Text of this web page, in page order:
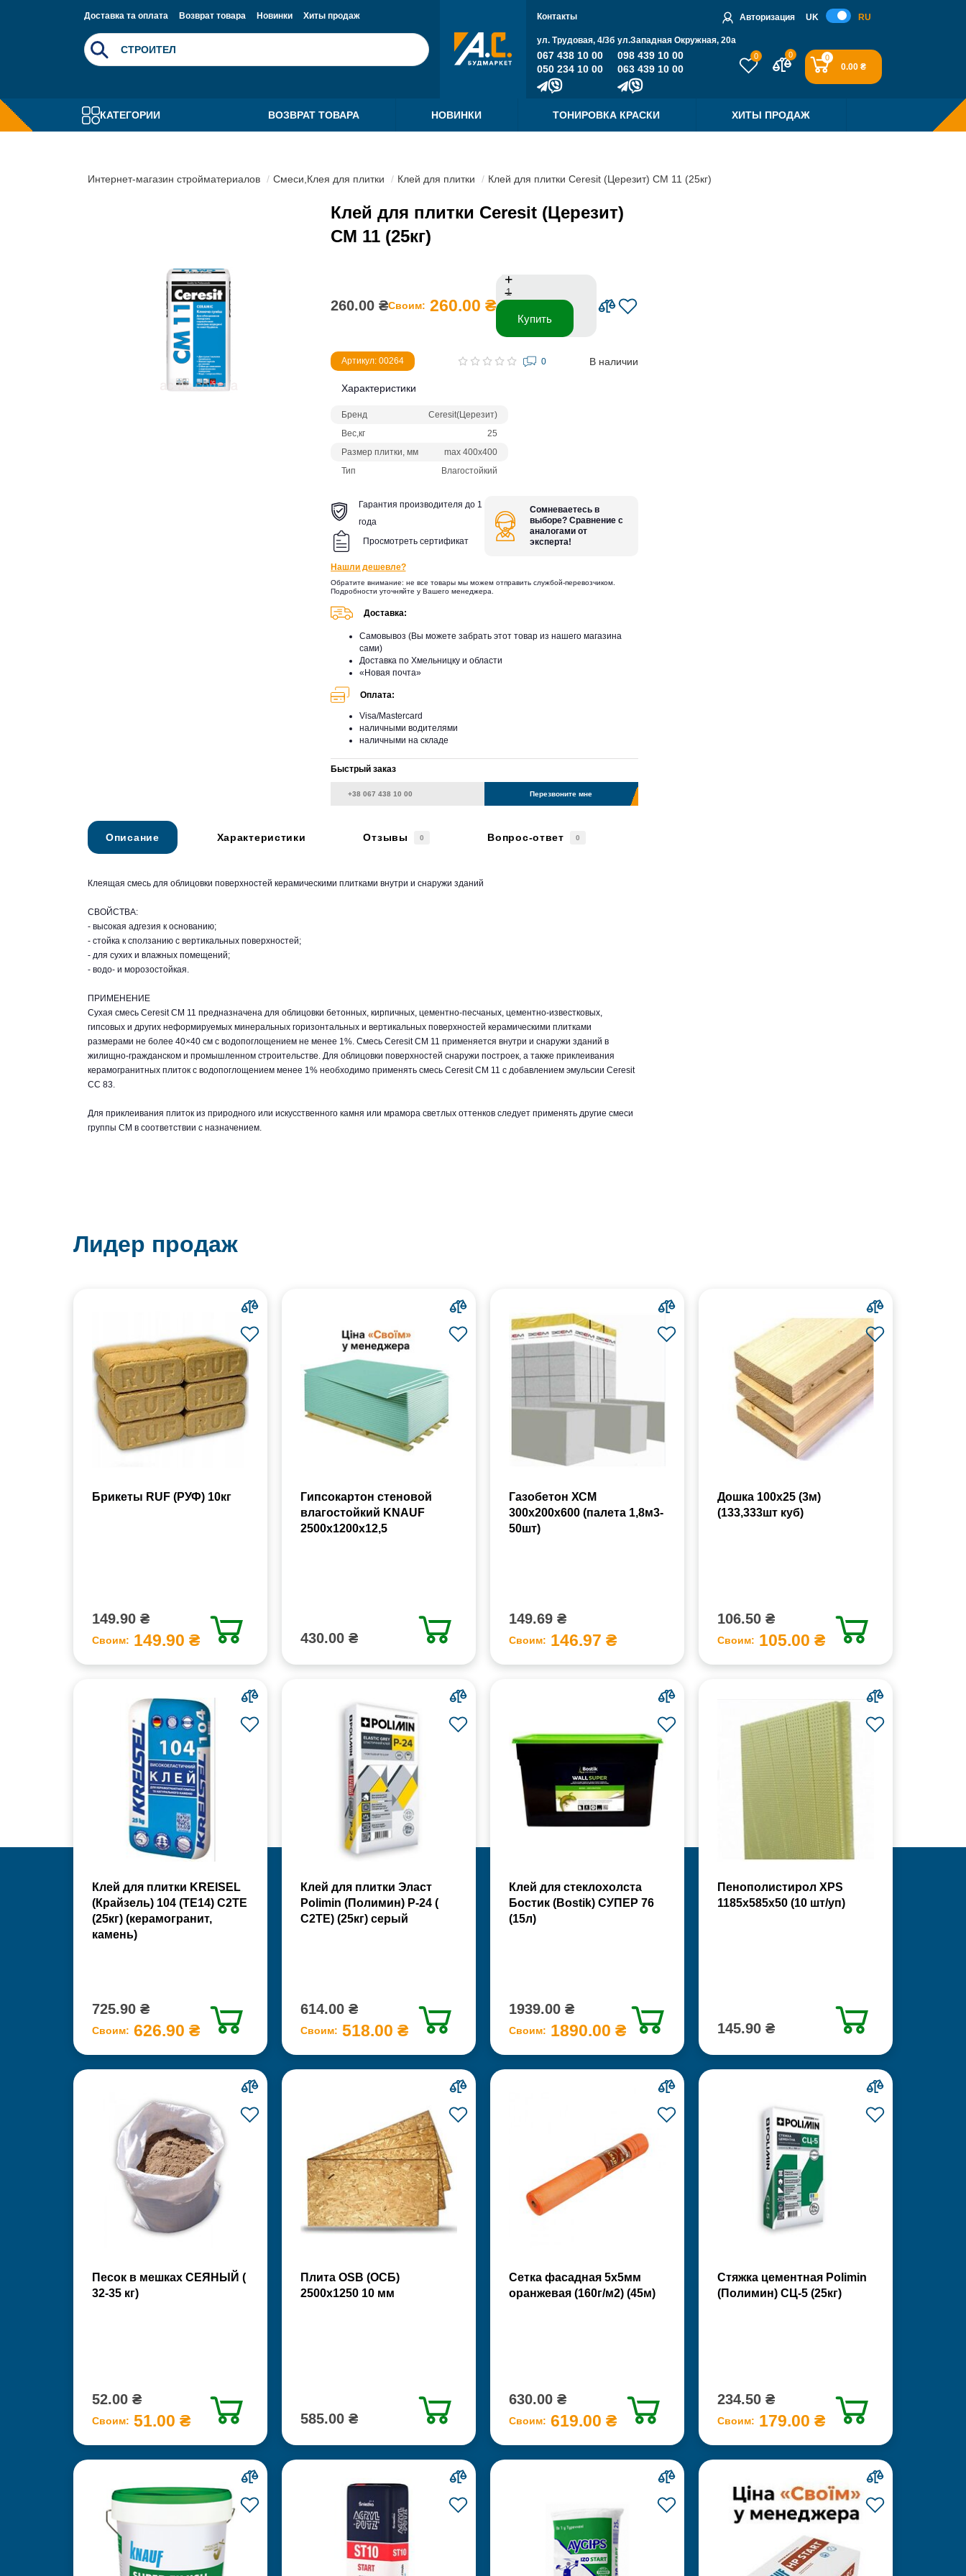
Доставка та оплата Возврат товара Новинки Хиты продаж Контакты Авторизация UK RU
ул. Трудовая, 4/3б
067 438 10 00
050 234 10 00
ул.Западная Окружная, 20a
098 439 10 00
063 439 10 00
0 0 0
0.00 ₴
КАТЕГОРИИ ВОЗВРАТ ТОВАРА НОВИНКИ ТОНИРОВКА КРАСКИ ХИТЫ ПРОДАЖ
Интернет-магазин стройматериалов Смеси,Клея для плитки Клей для плитки Клей для плитки Ceresit (Церезит) СМ 11 (25кг)
Клей для плитки Ceresit (Церезит)
СМ 11 (25кг)
260.00 ₴Своим: 260.00 ₴
Купить
Артикул: 00264 0 В наличии
Характеристики
Бренд
Ceresit(Церезит)
Вес,кг
25
Размер плитки, мм
max 400x400
Тип
Влагостойкий
Гарантия производителя до 1
года
Просмотреть сертификат
Сомневаетесь в
выборе? Сравнение с
аналогами от
эксперта!
Нашли дешевле?
Обратите внимание: не все товары мы можем отправить службой-перевозчиком.
Подробности уточняйте у Вашего менеджера.
Доставка:
Самовывоз (Вы можете забрать этот товар из нашего магазина
сами)
Доставка по Хмельницку и области
«Новая почта»
Оплата:
Visa/Mastercard
наличными водителями
наличными на складе
Быстрый заказ
Перезвоните мне
Описание Характеристики Отзывы 0 Вопрос-ответ 0
Клеящая смесь для облицовки поверхностей керамическими плитками внутри и снаружи зданий
СВОЙСТВА:
- высокая адгезия к основанию;
- стойка к сползанию с вертикальных поверхностей;
- для сухих и влажных помещений;
- водо- и морозостойкая.
ПРИМЕНЕНИЕ
Сухая смесь Ceresit СМ 11 предназначена для облицовки бетонных, кирпичных, цементно-песчаных, цементно-известковых,
гипсовых и других неформируемых минеральных горизонтальных и вертикальных поверхностей керамическими плитками
размерами не более 40×40 см с водопоглощением не менее 1%. Смесь Ceresit СМ 11 применяется внутри и снаружи зданий в
жилищно-гражданском и промышленном строительстве. Для облицовки поверхностей снаружи построек, а также приклеивания
керамогранитных плиток с водопоглощением менее 1% необходимо применять смесь Ceresit CM 11 с добавлением эмульсии Ceresit
CC 83.
Для приклеивания плиток из природного или искусственного камня или мрамора светлых оттенков следует применять другие смеси
группы CM в соответствии с назначением.
Лидер продаж
Брикеты RUF (РУФ) 10кг
149.90 ₴
Своим: 149.90 ₴
Гипсокартон стеновой
влагостойкий KNAUF
2500х1200х12,5
430.00 ₴
Газобетон ХСМ
300x200x600 (палета 1,8м3-
50шт)
149.69 ₴
Своим: 146.97 ₴
Дошка 100х25 (3м)
(133,333шт куб)
106.50 ₴
Своим: 105.00 ₴
Клей для плитки KREISEL
(Крайзель) 104 (ТЕ14) С2TE
(25кг) (керамогранит,
камень)
725.90 ₴
Своим: 626.90 ₴
Клей для плитки Эласт
Polimin (Полимин) Р-24 (
С2ТЕ) (25кг) серый
614.00 ₴
Своим: 518.00 ₴
Клей для стеклохолста
Бостик (Bostik) СУПЕР 76
(15л)
1939.00 ₴
Своим: 1890.00 ₴
Пенополистирол XPS
1185х585х50 (10 шт/уп)
145.90 ₴
Песок в мешках СЕЯНЫЙ (
32-35 кг)
52.00 ₴
Своим: 51.00 ₴
Плита OSB (ОСБ)
2500х1250 10 мм
585.00 ₴
Сетка фасадная 5х5мм
оранжевая (160г/м2) (45м)
630.00 ₴
Своим: 619.00 ₴
Стяжка цементная Polimin
(Полимин) СЦ-5 (25кг)
234.50 ₴
Своим: 179.00 ₴